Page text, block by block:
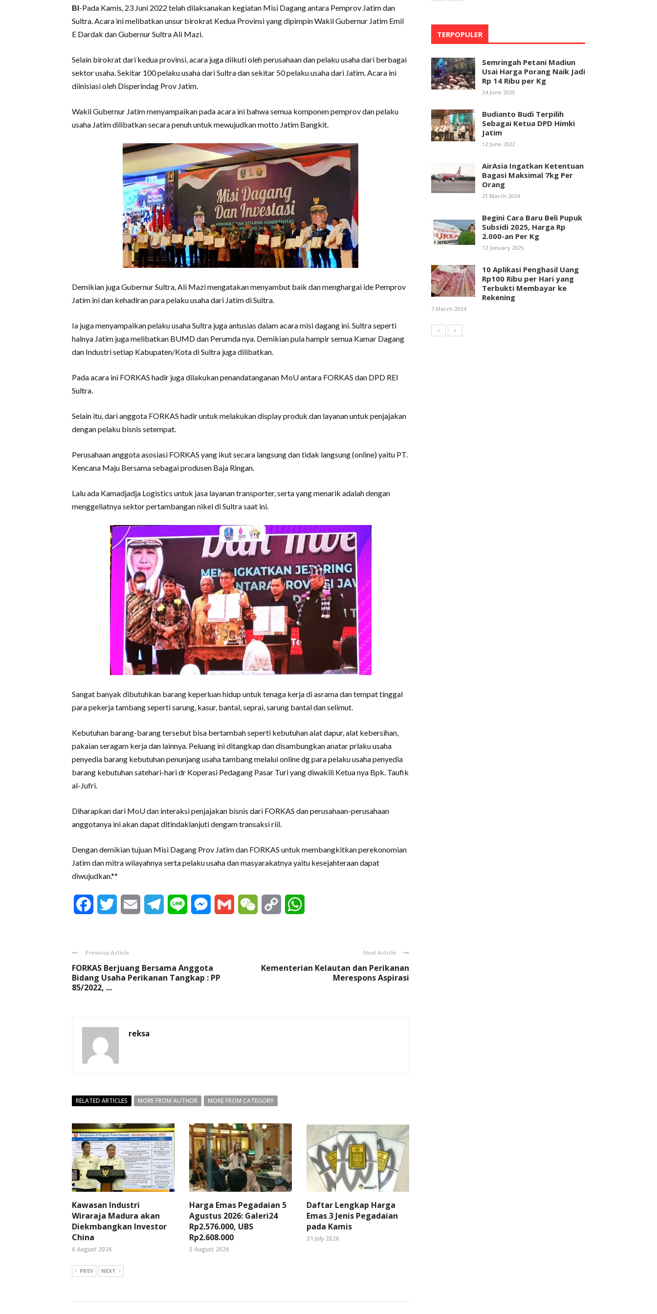
BI-Pada Kamis, 23 Juni 2022 telah dilaksanakan kegiatan Misi Dagang antara Pemprov Jatim dan
Sultra. Acara ini melibatkan unsur birokrat Kedua Provinsi yang dipimpin Wakil Gubernur Jatim Emil
E Dardak dan Gubernur Sultra Ali Mazi.
Selain birokrat dari kedua provinsi, acara juga diikuti oleh perusahaan dan pelaku usaha dari berbagai
sektor usaha. Sekitar 100 pelaku usaha dari Sultra dan sekitar 50 pelaku usaha dari Jatim. Acara ini
diinisiasi oleh Disperindag Prov Jatim.
Wakil Gubernur Jatim menyampaikan pada acara ini bahwa semua komponen pemprov dan pelaku
usaha Jatim dilibatkan secara penuh untuk mewujudkan motto Jatim Bangkit.
Demikian juga Gubernur Sultra, Ali Mazi mengatakan menyambut baik dan menghargai ide Pemprov
Jatim ini dan kehadiran para pelaku usaha dari Jatim di Sultra.
Ia juga menyampaikan pelaku usaha Sultra juga antusias dalam acara misi dagang ini. Sultra seperti
halnya Jatim juga melibatkan BUMD dan Perumda nya. Demikian pula hampir semua Kamar Dagang
dan Industri setiap Kabupaten/Kota di Sultra juga dilibatkan.
Pada acara ini FORKAS hadir juga dilakukan penandatanganan MoU antara FORKAS dan DPD REI
Sultra.
Selain itu, dari anggota FORKAS hadir untuk melakukan display produk dan layanan untuk penjajakan
dengan pelaku bisnis setempat.
Perusahaan anggota asosiasi FORKAS yang ikut secara langsung dan tidak langsung (online) yaitu PT.
Kencana Maju Bersama sebagai produsen Baja Ringan.
Lalu ada Kamadjadja Logistics untuk jasa layanan transporter, serta yang menarik adalah dengan
menggeliatnya sektor pertambangan nikel di Sultra saat ini.
Sangat banyak dibutuhkan barang keperluan hidup untuk tenaga kerja di asrama dan tempat tinggal
para pekerja tambang seperti sarung, kasur, bantal, seprai, sarung bantal dan selimut.
Kebutuhan barang-barang tersebut bisa bertambah seperti kebutuhan alat dapur, alat kebersihan,
pakaian seragam kerja dan lainnya. Peluang ini ditangkap dan disambungkan anatar prlaku usaha
penyedia barang kebutuhan penunjang usaha tambang melalui online dg para pelaku usaha penyedia
barang kebutuhan satehari-hari dr Koperasi Pedagang Pasar Turi yang diwakili Ketua nya Bpk. Taufik
al-Jufri.
Diharapkan dari MoU dan interaksi penjajakan bisnis dari FORKAS dan perusahaan-perusahaan
anggotanya ini akan dapat ditindaklanjuti dengam transaksi riil.
Dengan demikian tujuan Misi Dagang Prov Jatim dan FORKAS untuk membangkitkan perekonomian
Jatim dan mitra wilayahnya serta pelaku usaha dan masyarakatnya yaitu kesejahteraan dapat
diwujudkan.**
FacebookTwitter Email Telegram
Line Messenger
Gmail WeChat Copy
Previous Article
FORKAS Berjuang Bersama Anggota
Bidang Usaha Perikanan Tangkap : PP
85/2022, ...
Next Article
Kementerian Kelautan dan Perikanan
Merespons Aspirasi
reksa
RELATED ARTICLES MORE FROM AUTHOR MORE FROM CATEGORY
Kawasan Industri
Wiraraja Madura akan
Diekmbangkan Investor
China
6 August 2026
Harga Emas Pegadaian 5
Agustus 2026: Galeri24
Rp2.576.000, UBS
Rp2.608.000
5 August 2026
Daftar Lengkap Harga
Emas 3 Jenis Pegadaian
pada Kamis
31 July 2026
PREV NEXT
TERPOPULER
Semringah Petani Madiun
Usai Harga Porang Naik Jadi
Rp 14 Ribu per Kg
24 June 2025
Budianto Budi Terpilih
Sebagai Ketua DPD Himki
Jatim
12 June 2022
AirAsia Ingatkan Ketentuan
Bagasi Maksimal 7kg Per
Orang
21 March 2024
Begini Cara Baru Beli Pupuk
Subsidi 2025, Harga Rp
2.000-an Per Kg
12 January 2025
10 Aplikasi Penghasil Uang
Rp100 Ribu per Hari yang
Terbukti Membayar ke
Rekening
7 March 2024